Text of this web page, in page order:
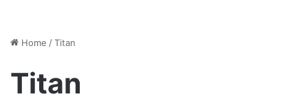
Home /Titan
Titan